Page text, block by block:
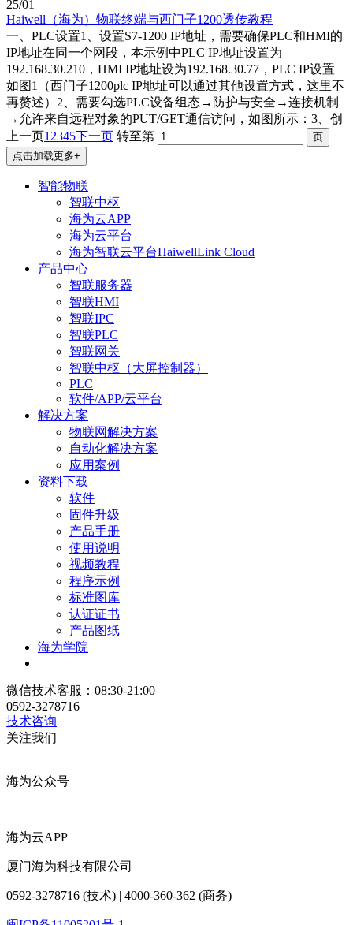
25/01
Haiwell（海为）物联终端与西门子1200透传教程
一、PLC设置1、设置S7-1200 IP地址，需要确保PLC和HMI的
IP地址在同一个网段，本示例中PLC IP地址设置为
192.168.30.210，HMI IP地址设为192.168.30.77，PLC IP设置
如图1（西门子1200plc IP地址可以通过其他设置方式，这里不
再赘述）2、需要勾选PLC设备组态→防护与安全→连接机制
→允许来自远程对象的PUT/GET通信访问，如图所示：3、创
上一页1 2345下一页 转至第
点击加载更多+
智能物联
智联中枢
海为云APP
海为云平台
海为智联云平台HaiwellLink Cloud
产品中心
智联服务器
智联HMI
智联IPC
智联PLC
智联网关
智联中枢（大屏控制器）
PLC
软件/APP/云平台
解决方案
物联网解决方案
自动化解决方案
应用案例
资料下载
软件
固件升级
产品手册
使用说明
视频教程
程序示例
标准图库
认证证书
产品图纸
海为学院
微信技术客服：08:30-21:00
0592-3278716
技术咨询
关注我们
海为公众号
海为云APP
厦门海为科技有限公司
0592-3278716 (技术) | 4000-360-362 (商务)